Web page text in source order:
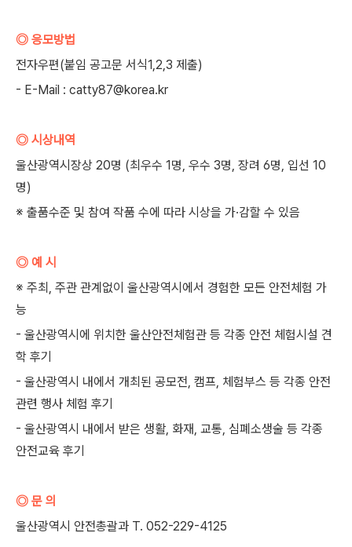
◎ 응모방법
전자우편(붙임 공고문 서식1,2,3 제출)
- E-Mail : catty87@korea.kr
◎ 시상내역
울산광역시장상 20명 (최우수 1명, 우수 3명, 장려 6명, 입선 10
명)
※ 출품수준 및 참여 작품 수에 따라 시상을 가·감할 수 있음
◎ 예 시
※ 주최, 주관 관계없이 울산광역시에서 경험한 모든 안전체험 가
능
- 울산광역시에 위치한 울산안전체험관 등 각종 안전 체험시설 견
학 후기
- 울산광역시 내에서 개최된 공모전, 캠프, 체험부스 등 각종 안전
관련 행사 체험 후기
- 울산광역시 내에서 받은 생활, 화재, 교통, 심폐소생술 등 각종
안전교육 후기
◎ 문 의
울산광역시 안전총괄과 T. 052-229-4125